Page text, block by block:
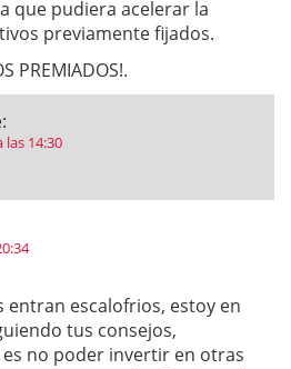
que pudiera acelerar la
previamente fijados.
PREMIADOS!.
las 14:30
entran escalofrios, estoy en
tus consejos,
no poder invertir en otras